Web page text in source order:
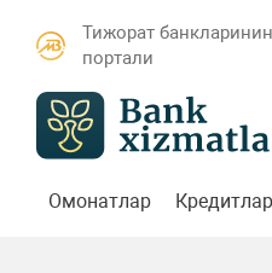
Тижорат
портали
Омонатлар Кредитлар